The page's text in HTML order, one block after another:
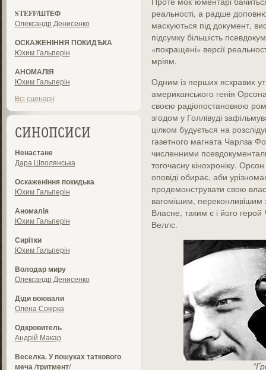
STEFF/ШТЕФ
Олександр Денисенко
ОСКАЖЕНІННЯ ПОКИДѢКА
Юхим Гальперін
АНОМАЛІЯ
Юхим Гальперін
Всі сценарії
СИНОПСИСИ
Ненастане
Дара Шполянська
Оскаженіння покидька
Юхим Гальперін
Аномалія
Юхим Гальперін
Сирітки
Юхим Гальперін
Володар миру
Олександр Денисенко
Діди воювали
Олена Сокірка
Одкровитель
Андрій Макар
Веселка. У пошуках таткового
меча /тритмент/
реальності, а радше
маскуються під документ,
підсумку більшість
«покращені» версії
мріям.
Одним із перших яскравих
американського генія
своєю радіопостановкою
згодом у Голлівуді
цілком будується на
газетного магната Чарлза
численними
тогочасну кінохроніку.
оповіді обирає, аби
продемонструвати свою
вагомішим, переконливішим
Власне, таким є і його
Веллс.